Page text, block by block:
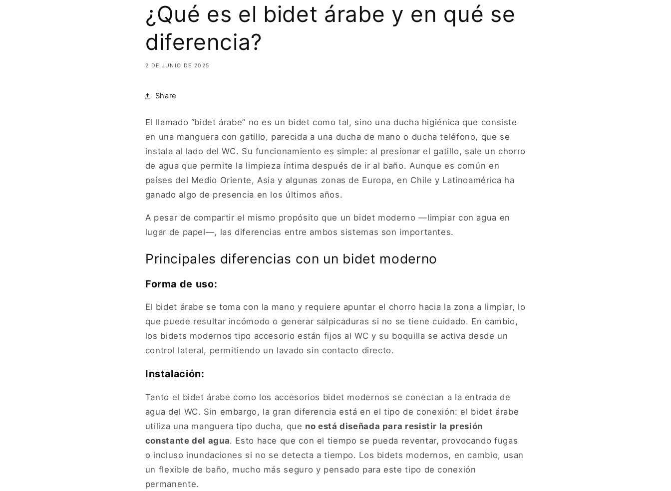
¿Qué es el bidet árabe y en qué se
diferencia?
2 DE JUNIO DE 2025
Share
El llamado “bidet árabe” no es un bidet como tal, sino una ducha higiénica que consiste
en una manguera con gatillo, parecida a una ducha de mano o ducha teléfono, que se
instala al lado del WC. Su funcionamiento es simple: al presionar el gatillo, sale un chorro
de agua que permite la limpieza íntima después de ir al baño. Aunque es común en
países del Medio Oriente, Asia y algunas zonas de Europa, en Chile y Latinoamérica ha
ganado algo de presencia en los últimos años.
A pesar de compartir el mismo propósito que un bidet moderno —limpiar con agua en
lugar de papel—, las diferencias entre ambos sistemas son importantes.
Principales diferencias con un bidet moderno
Forma de uso:
El bidet árabe se toma con la mano y requiere apuntar el chorro hacia la zona a limpiar, lo
que puede resultar incómodo o generar salpicaduras si no se tiene cuidado. En cambio,
los bidets modernos tipo accesorio están fijos al WC y su boquilla se activa desde un
control lateral, permitiendo un lavado sin contacto directo.
Instalación:
Tanto el bidet árabe como los accesorios bidet modernos se conectan a la entrada de
agua del WC. Sin embargo, la gran diferencia está en el tipo de conexión: el bidet árabe
utiliza una manguera tipo ducha, que no está diseñada para resistir la presión
constante del agua. Esto hace que con el tiempo se pueda reventar, provocando fugas
o incluso inundaciones si no se detecta a tiempo. Los bidets modernos, en cambio, usan
un flexible de baño, mucho más seguro y pensado para este tipo de conexión
permanente.